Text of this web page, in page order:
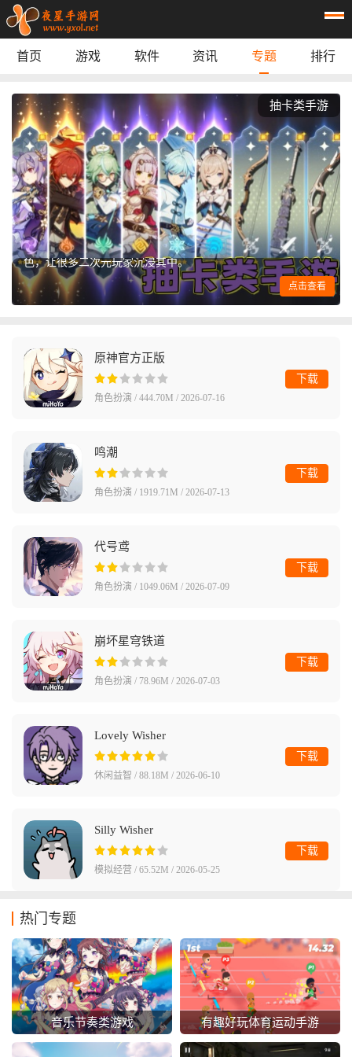
休闲益智：阿凡达孩童世界
模拟经营：梅尔沃放置
角色扮演 ：我的世界经典版
游戏辅助：mt画质助手240帧
游戏辅助：鲸鱼漫游
游戏辅助：萌宅社区
实用工具：steam link
首页 游戏 应用 资讯
专题 榜单
首页 游戏 软件 资讯 专题 排行
抽卡类手游
抽卡游戏推荐抽卡玩法不仅增加了游戏的随机性和
收集乐趣，还能让玩家在获取稀有角色时获得很强
的成就感。好玩的抽卡游戏不少玩家首先想到的就
是角色设计和爆率体验。二次元抽卡游戏精致立
绘、豪华配音、丰富剧情，再加上各种高人气角
色，让很多二次元玩家沉浸其中。
点击查看
原神官方正版
角色扮演 / 444.70M / 2026-07-16
下载
鸣潮
角色扮演 / 1919.71M / 2026-07-13
下载
代号鸢
角色扮演 / 1049.06M / 2026-07-09
下载
崩坏星穹铁道
角色扮演 / 78.96M / 2026-07-03
下载
Lovely Wisher
休闲益智 / 88.18M / 2026-06-10
下载
Silly Wisher
模拟经营 / 65.52M / 2026-05-25
下载
热门专题
音乐节奏类游戏 有趣好玩体育运动手游